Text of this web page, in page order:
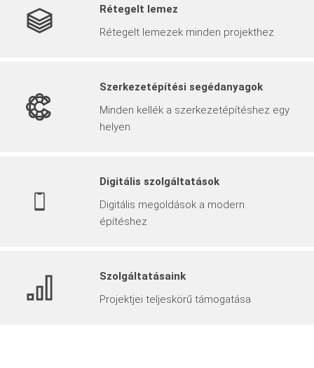
Rétegelt lemez
Rétegelt lemezek minden projekthez
Szerkezetépítési segédanyagok
Minden kellék a szerkezetépítéshez egy
helyen
Digitális szolgáltatások
Digitális megoldások a modern
építéshez
Szolgáltatásaink
Projektjei teljeskörű támogatása